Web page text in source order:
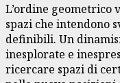
L’ordine geometrico
spazi che intendono
definibili. Un
inesplorate e
ricercare spazi di